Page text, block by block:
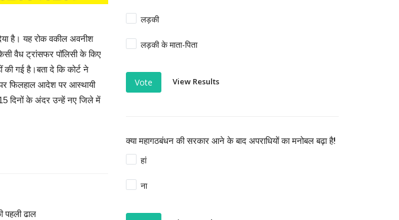
है। यह रोक वकील अवनीश
वैध ट्रांसफर पॉलिसी के किए
की गई है।बता दे कि कोर्ट ने
पर फिलहाल आदेश पर आस्थायी
15 दिनों के अंदर उन्हें नए जिले में
पहली ढाल
लड़की
लड़की के माता-पिता
Vote View Results
क्या महागठबंधन की सरकार आने के बाद अपराधियों का मनोबल बढ़ा है!
हां
ना